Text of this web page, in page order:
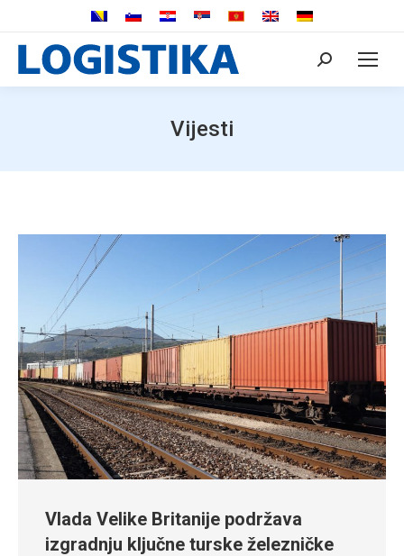
Search:
Vijesti
Vlada Velike Britanije podržava
izgradnju ključne turske železničke